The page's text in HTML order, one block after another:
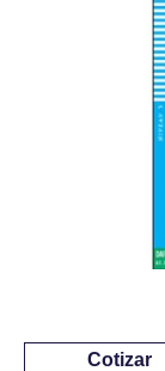
Cotizar